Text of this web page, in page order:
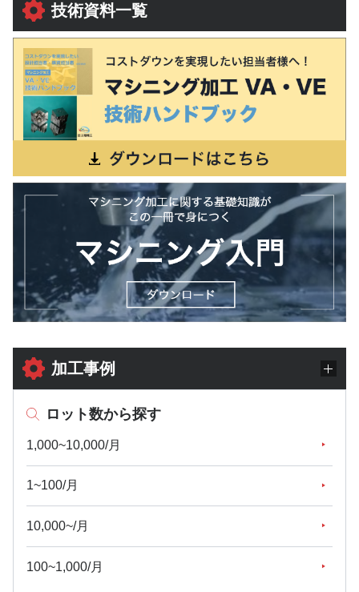
技術資料一覧
加工事例
ロット数から探す
1,000~10,000/月
1~100/月
10,000~/月
100~1,000/月